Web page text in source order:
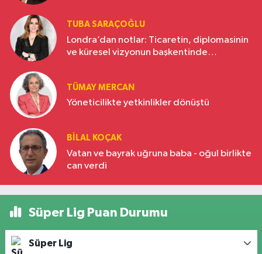
TUBA SARAÇOĞLU
Londra’dan notlar: Ticaretin, diplomasinin
ve küresel vizyonun başkentinde
TÜMAY MERCAN
Yöneticilikte yetkinlikler dönüştü
BILAL KOÇAK
Vatan ve bayrak uğruna baba - oğul birlikte
can verdi
Süper Lig Puan Durumu
Süper Lig